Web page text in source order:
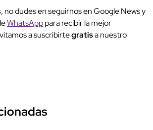
, no dudes en seguirnos en Google News y
WhatsApppara recibir la mejor
a suscribirtegratisa nuestro